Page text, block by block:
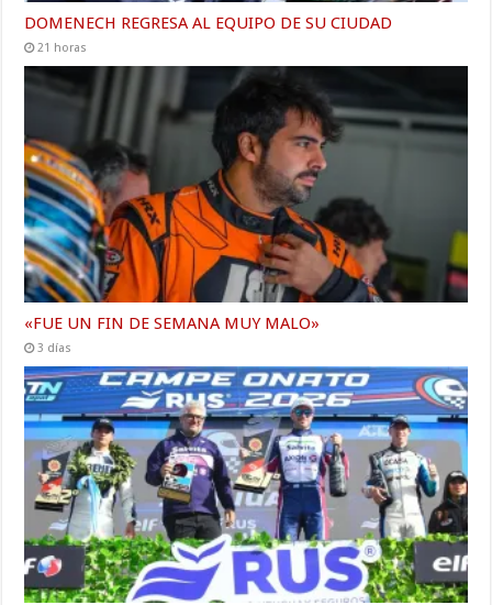
DOMENECH REGRESA AL EQUIPO DE SU CIUDAD
21 horas
«FUE UN FIN DE SEMANA MUY MALO»
3 días